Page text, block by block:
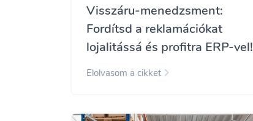
Visszáru-menedzsment:
Fordítsd a reklamációkat
lojalitássá és profitra ERP-vel!
Elolvasom a cikket